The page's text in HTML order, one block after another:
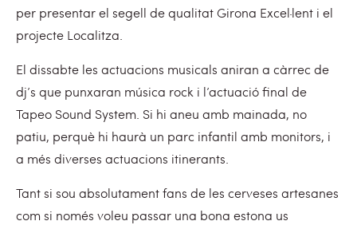
per presentar el segell de qualitat Girona Excel·lent i el
projecte Localitza.
El dissabte les actuacions musicals aniran a càrrec de
dj’s que punxaran música rock i l’actuació final de
Tapeo Sound System. Si hi aneu amb mainada, no
patiu, perquè hi haurà un parc infantil amb monitors, i
a més diverses actuacions itinerants.
Tant si sou absolutament fans de les cerveses artesanes
com si només voleu passar una bona estona us